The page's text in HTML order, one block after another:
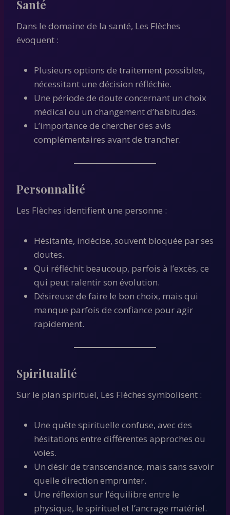
Santé
Dans le domaine de la santé, Les Flèches
évoquent :
Plusieurs options de traitement possibles,
nécessitant une décision réfléchie.
Une période de doute concernant un choix
médical ou un changement d’habitudes.
L’importance de chercher des avis
complémentaires avant de trancher.
Personnalité
Les Flèches identifient une personne :
Hésitante, indécise, souvent bloquée par ses
doutes.
Qui réfléchit beaucoup, parfois à l’excès, ce
qui peut ralentir son évolution.
Désireuse de faire le bon choix, mais qui
manque parfois de confiance pour agir
rapidement.
Spiritualité
Sur le plan spirituel, Les Flèches symbolisent :
Une quête spirituelle confuse, avec des
hésitations entre différentes approches ou
voies.
Un désir de transcendance, mais sans savoir
quelle direction emprunter.
Une réflexion sur l’équilibre entre le
physique, le spirituel et l’ancrage matériel.